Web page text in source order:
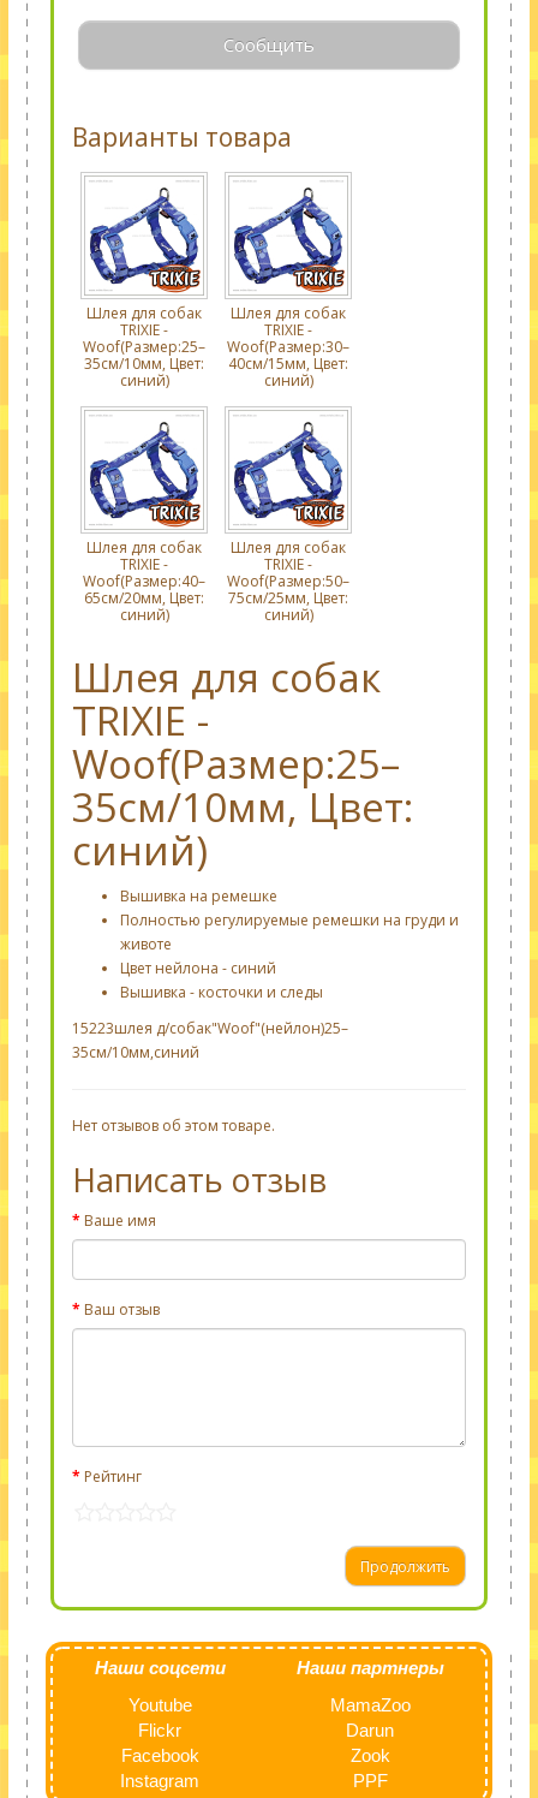
Сообщить
Варианты товара
Шлея для собак
TRIXIE -
Woof(Размер:25–
35см/10мм, Цвет:
синий)
Шлея для собак
TRIXIE -
Woof(Размер:30–
40см/15мм, Цвет:
синий)
Шлея для собак
TRIXIE -
Woof(Размер:40–
65см/20мм, Цвет:
синий)
Шлея для собак
TRIXIE -
Woof(Размер:50–
75см/25мм, Цвет:
синий)
Шлея для собак
TRIXIE -
Woof(Размер:25–
35см/10мм, Цвет:
синий)
Вышивка на ремешке
Полностью регулируемые ремешки на груди и
животе
Цвет нейлона - синий
Вышивка - косточки и следы
15223шлея д/собак"Woof"(нейлон)25–
35см/10мм,синий
Нет отзывов об этом товаре.
Написать отзыв
Ваше имя
Ваш отзыв
Рейтинг
Продолжить
Наши соцсети
Youtube
Flickr
Facebook
Instagram
Наши партнеры
MamaZoo
Darun
Zook
PPF